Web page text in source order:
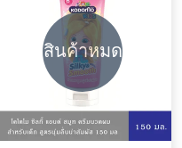
สินค้าหมด